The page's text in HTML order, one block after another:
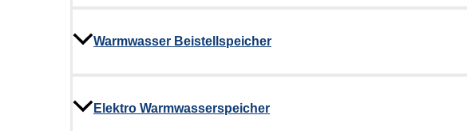
Warmwasser Beistellspeicher
Elektro Warmwasserspeicher